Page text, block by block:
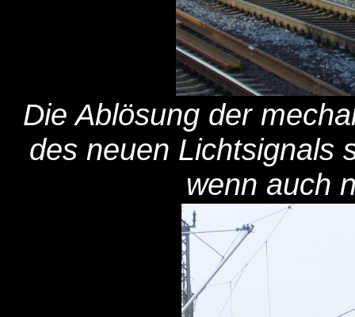
Die Ablösung der
des neuen Lichtsignals
wenn auch